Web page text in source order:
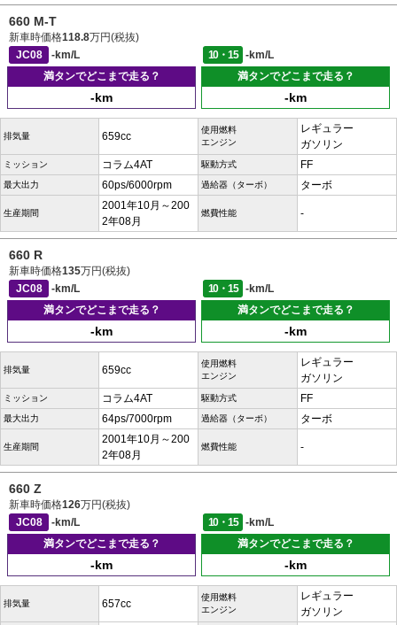
660 M-T
新車時価格118.8万円(税抜)
JC08
-km/L 10・15
-km/L
満タンでどこまで走る？
-km
満タンでどこまで走る？
-km
排気量 659cc
使用燃料
エンジン
レギュラー
ガソリン
ミッション コラム4AT 駆動方式 FF
最大出力 60ps/6000rpm 過給器（ターボ） ターボ
生産期間
2001年10月～200
2年08月
燃費性能 -
660 R
新車時価格135万円(税抜)
JC08
-km/L 10・15
-km/L
満タンでどこまで走る？
-km
満タンでどこまで走る？
-km
排気量 659cc
使用燃料
エンジン
レギュラー
ガソリン
ミッション コラム4AT 駆動方式 FF
最大出力 64ps/7000rpm 過給器（ターボ） ターボ
生産期間
2001年10月～200
2年08月
燃費性能 -
660 Z
新車時価格126万円(税抜)
JC08
-km/L 10・15
-km/L
満タンでどこまで走る？
-km
満タンでどこまで走る？
-km
排気量 657cc
使用燃料
エンジン
レギュラー
ガソリン